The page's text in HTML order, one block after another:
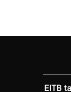
EITB